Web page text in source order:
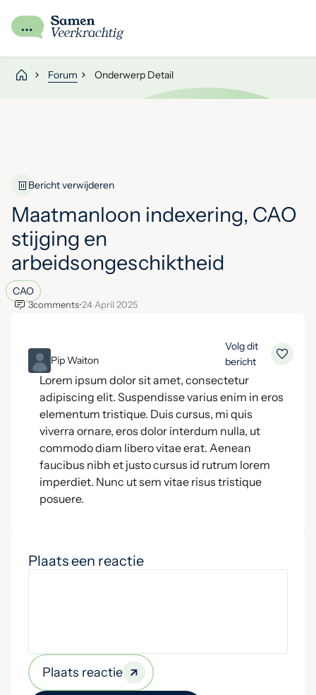
Forum Onderwerp Detail
Bericht verwijderen
Maatmanloon indexering, CAO
stijging en
arbeidsongeschiktheid
CAO
3comments•24 April 2025
ML Pip Waiton
Volg dit
bericht
Lorem ipsum dolor sit amet, consectetur
adipiscing elit. Suspendisse varius enim in eros
elementum tristique. Duis cursus, mi quis
viverra ornare, eros dolor interdum nulla, ut
commodo diam libero vitae erat. Aenean
faucibus nibh et justo cursus id rutrum lorem
imperdiet. Nunc ut sem vitae risus tristique
posuere.
Plaats een reactie
Plaats reactie